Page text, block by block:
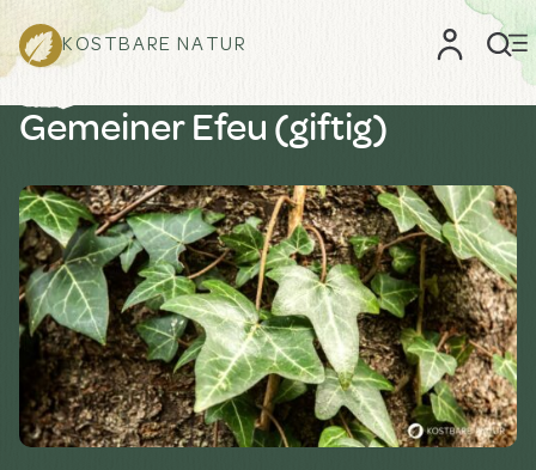
KOSTBARE NATUR
Gemeiner Efeu (giftig)